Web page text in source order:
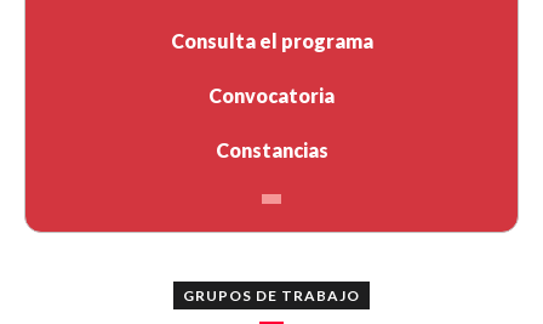
Consulta el programa
Convocatoria
Constancias
GRUPOS DE TRABAJO